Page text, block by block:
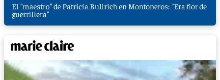
El "maestro" de Patricia Bullrich en Montoneros: "Era flor de
guerrillera"